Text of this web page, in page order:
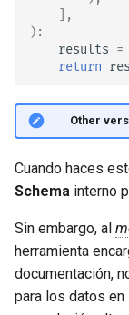
],
):
results =
return
🤓 Other
Cuando haces
Schema interno
Sin embargo, al
herramienta
documentación,
para los datos en